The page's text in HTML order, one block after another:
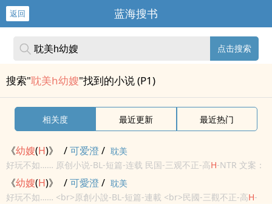
返回 蓝海搜书
点击搜索
搜索"耽美h幼嫂"找到的小说 (P1)
相关度 最近更新 最近热门
《幼嫂(H)》 /可爱澄 / 耽美
好玩不如…… 原创小说-BL-短篇-连载 民国-三观不正-高H-NTR 文案：
好吃不如饺子，好玩不如小嫂子
《幼嫂(H)》 /可愛澄 / 耽美
好玩不如…… <br>原創小說-BL-短篇-連載 <br>民國-三觀不正-高H-